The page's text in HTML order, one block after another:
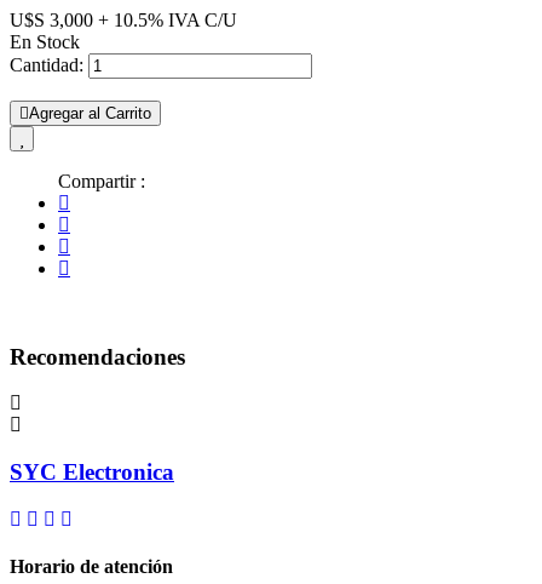
U$S 3,000 + 10.5% IVA C/U
En Stock
Cantidad:
Agregar al Carrito
Compartir :
Recomendaciones
SYC Electronica
Horario de atención